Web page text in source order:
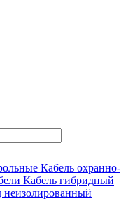
Кабель охранно-
Кабель гибридный
неизолированный